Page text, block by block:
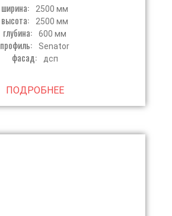
ширина: 2500 мм
высота: 2500 мм
глубина: 600 мм
профиль: Senator
фасад: дсп
ПОДРОБНЕЕ